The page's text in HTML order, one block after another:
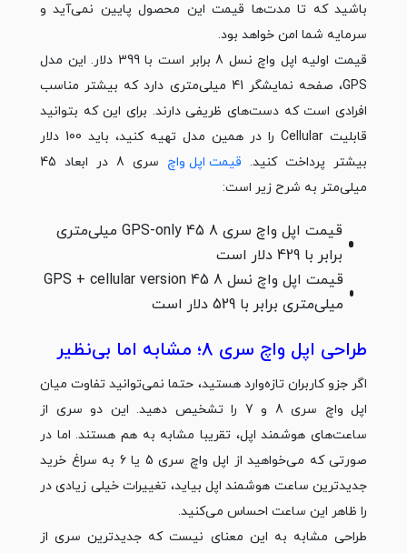
باشید که تا مدت‌ها قیمت این محصول پایین نمی‌آید و
سرمایه شما امن خواهد بود.
قیمت اولیه اپل واچ نسل 8 برابر است با 399 دلار. این مدل
GPS، صفحه نمایشگر 41 میلی‌متری دارد که بیشتر مناسب
افرادی است که دست‌های ظریفی دارند. برای این که بتوانید
قابلیت Cellular را در همین مدل تهیه کنید، باید 100 دلار
بیشتر پرداخت کنید. قیمت اپل واچ
سری 8 در ابعاد 45
میلی‌متر به شرح زیر است:
قیمت اپل واچ سری 8 GPS-only 45 میلی‌متری
برابر با 429 دلار است
قیمت اپل واچ نسل 8 GPS + cellular version 45
میلی‌متری برابر با 529 دلار است
طراحی اپل واچ سری 8؛ مشابه اما بی‌نظیر
اگر جزو کاربران تازه‌وارد هستید، حتما نمی‌توانید تفاوت میان
اپل واچ سری 8 و 7 را تشخیص دهید. این دو سری از
ساعت‌های هوشمند اپل، تقریبا مشابه به هم هستند. اما در
صورتی که می‌خواهید از اپل واچ سری 5 یا 6 به سراغ خرید
جدیدترین ساعت‌ هوشمند اپل بیاید، تغییرات خیلی زیادی در
را ظاهر این ساعت احساس می‌کنید.
طراحی مشابه به این معنای نیست که جدیدترین سری از